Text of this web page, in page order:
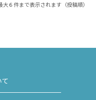
大６件まで表示されます（投稿順）